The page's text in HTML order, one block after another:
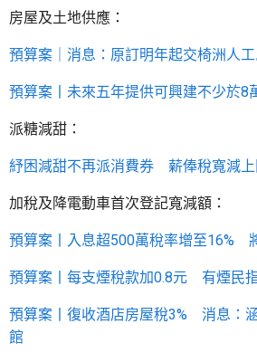
房屋及土地供應：
預算案｜消息：原訂明年起交椅洲人
預算案丨未來五年提供可興建不少於8
派糖減甜：
紓困減甜不再派消費券 薪俸稅寬減
加稅及降電動車首次登記寬減額：
預算案丨入息超500萬稅率增至16%
預算案丨每支煙稅款加0.8元 有煙民
預算案丨復收酒店房屋稅3% 消息：
館